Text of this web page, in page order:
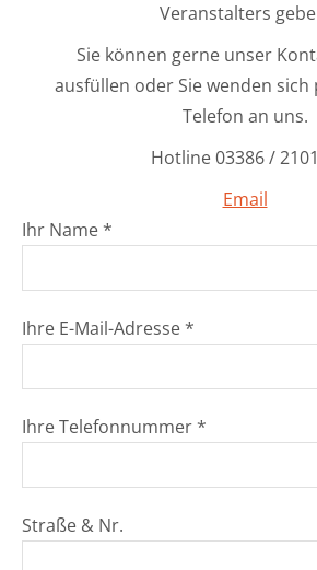
Veranstalters
Sie können gerne unser
ausfüllen oder Sie wenden sich
Telefon an uns.
Hotline 03386 /
Email
Ihr Name *
Ihre E-Mail-Adresse *
Ihre Telefonnummer *
Straße & Nr.